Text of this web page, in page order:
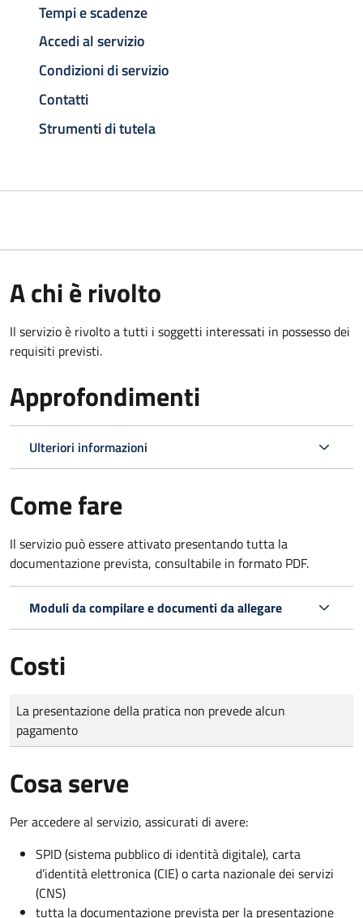
Tempi e scadenze
Accedi al servizio
Condizioni di servizio
Contatti
Strumenti di tutela
A chi è rivolto
Il servizio è rivolto a tutti i soggetti interessati in possesso dei
requisiti previsti.
Approfondimenti
Ulteriori informazioni
Come fare
Il servizio può essere attivato presentando tutta la
documentazione prevista, consultabile in formato PDF.
Moduli da compilare e documenti da allegare
Costi
Tipo di pagamento
Importo
La presentazione della pratica non prevede alcun
pagamento
Cosa serve
Per accedere al servizio, assicurati di avere:
SPID (sistema pubblico di identità digitale), carta
d’identità elettronica (CIE) o carta nazionale dei servizi
(CNS)
tutta la documentazione prevista per la presentazione